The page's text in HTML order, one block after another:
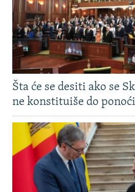
Šta će se desiti ako se
ne konstituiše do